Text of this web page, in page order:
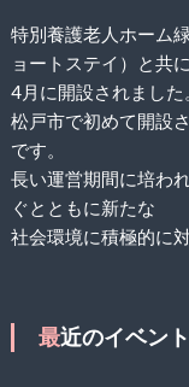
特別養護老人ホーム
ョートステイ）と共
4月に開設されました
松戸市で初めて開設
です。
長い運営期間に培わ
ぐとともに新たな
社会環境に積極的に
最近のイベント